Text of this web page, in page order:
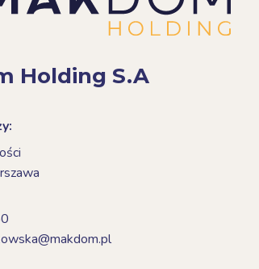
Holding S.A